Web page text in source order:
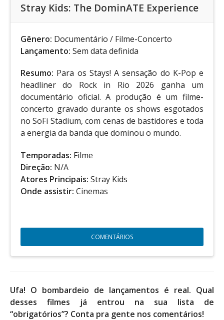
Stray Kids: The DominATE Experience
Gênero: Documentário / Filme-Concerto
Lançamento: Sem data definida
Resumo: Para os Stays! A sensação do K-Pop e
headliner do Rock in Rio 2026 ganha um
documentário oficial. A produção é um filme-
concerto gravado durante os shows esgotados
no SoFi Stadium, com cenas de bastidores e toda
a energia da banda que dominou o mundo.
Temporadas: Filme
Direção: N/A
Atores Principais: Stray Kids
Onde assistir: Cinemas
COMENTÁRIOS
Ufa! O bombardeio de lançamentos é real. Qual
desses filmes já entrou na sua lista de
“obrigatórios”? Conta pra gente nos comentários!